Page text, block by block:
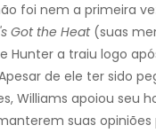
foi nem a primeira
Got the Heat(suas
Hunter a traiu logo
de ele ter sido
Williams apoiou seu
suas opiniões